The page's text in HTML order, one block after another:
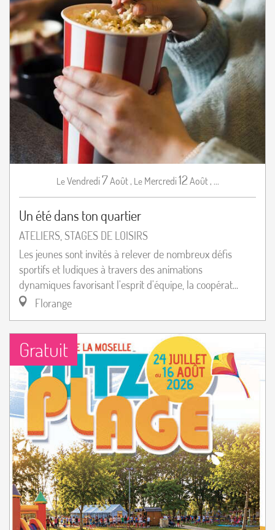
LeVendredi 7Août, Le Mercredi 12 Août, ...
Un été dans ton quartier
ATELIERS, STAGES DE LOISIRS
Les jeunes sont invités à relever de nombreux défis
sportifs et ludiques à travers des animations
dynamiques favorisant l'esprit d'équipe, la coopérat...
Florange
Gratuit